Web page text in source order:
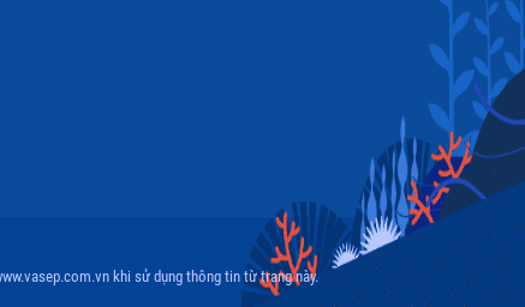
khi sử dụng thông tin từ trang này.